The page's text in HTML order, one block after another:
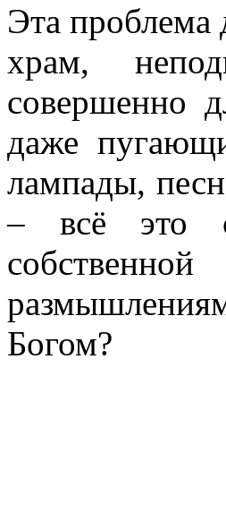
Эта проблема
храм,
совершенно
даже
лампады,
– всё это
Богом?